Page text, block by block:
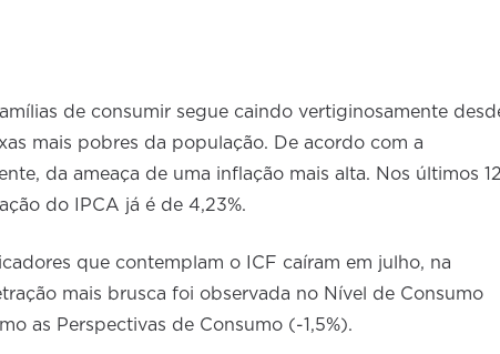
de consumir segue caindo vertiginosamente
mais pobres da população. De acordo com a
da ameaça de uma inflação mais alta. Nos últimos 12
do IPCA já é de 4,23%.
que contemplam o ICF caíram em julho, na
mais brusca foi observada no Nível de Consumo
as Perspectivas de Consumo (-1,5%).